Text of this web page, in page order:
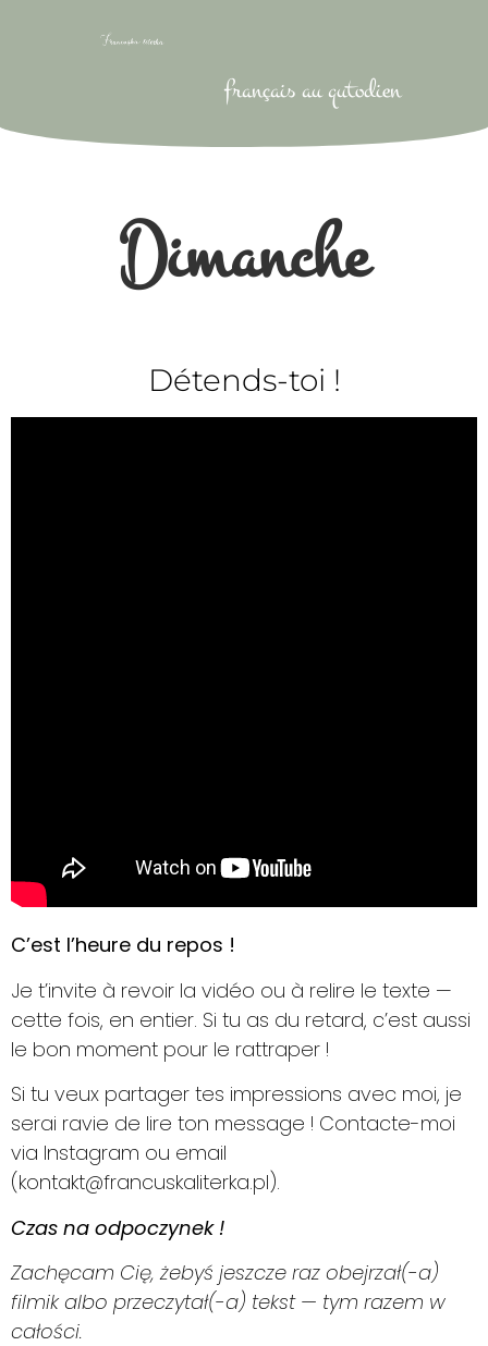
français au qutodien
Dimanche
Détends-toi !
C’est l’heure du repos !
Je t’invite à revoir la vidéo ou à relire le texte —
cette fois, en entier. Si tu as du retard, c’est aussi
le bon moment pour le rattraper !
Si tu veux partager tes impressions avec moi, je
serai ravie de lire ton message ! Contacte-moi
via Instagram ou email
(kontakt@francuskaliterka.pl).
Czas na odpoczynek !
Zachęcam Cię, żebyś jeszcze raz obejrzał(-a)
filmik albo przeczytał(-a) tekst — tym razem w
całości.